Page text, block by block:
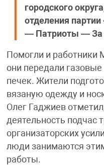
городского
отделения
— Патриоты — За
Помогли и работники
они передали
печек. Жители
вязаную одежду и
Олег Гаджиев
деятельность подчас
организаторских
люди занимаются
работы.